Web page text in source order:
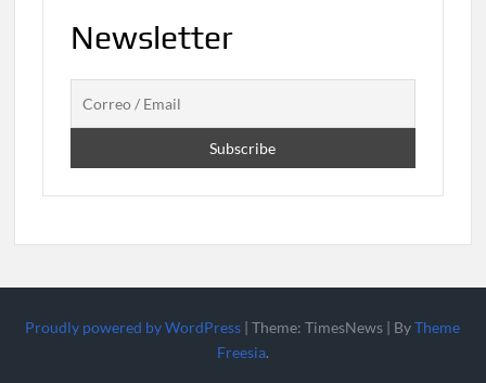
Newsletter
Proudly powered by WordPress |Theme: TimesNews | ByTheme
Freesia.